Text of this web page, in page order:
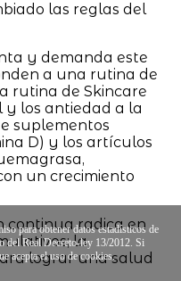
las reglas del
y demanda este
a una rutina de
rutina de Skincare
y los antiedad a la
suplementos
D) y los artículos
un crecimiento
continua radica en
la
lograr una salud
para obtener datos estadísticos de
del Real Decreto-ley 13/2012. Si
acepta el uso de cookies.